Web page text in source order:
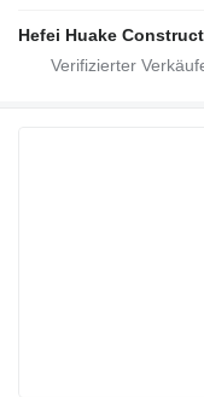
Hefei Huake